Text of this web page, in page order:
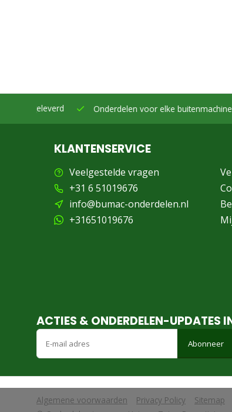
Onderdelen voor elke buitenmachine -
KLANTENSERVICE
Veelgestelde vragen
+31 6 51019676
info@bumac-onderdelen.nl
+31651019676
ACTIES & ONDERDELEN-UPDATES
Abonneer
Algemene voorwaarden Privacy Policy
Sitemap